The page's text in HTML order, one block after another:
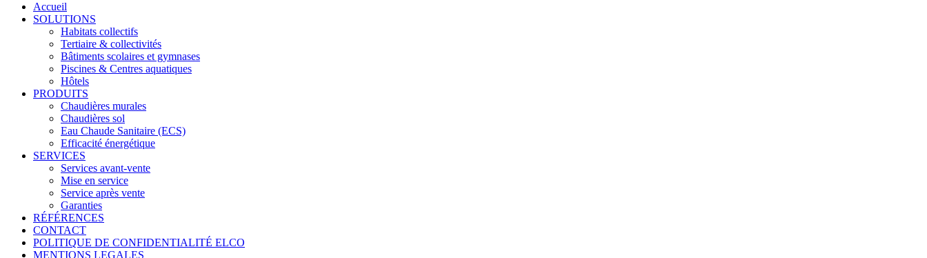
Accueil
SOLUTIONS
Habitats collectifs
Tertiaire & collectivités
Bâtiments scolaires et gymnases
Piscines & Centres aquatiques
Hôtels
PRODUITS
Chaudières murales
Chaudières sol
Eau Chaude Sanitaire (ECS)
Efficacité énergétique
SERVICES
Services avant-vente
Mise en service
Service après vente
Garanties
RÉFÉRENCES
CONTACT
POLITIQUE DE CONFIDENTIALITÉ ELCO
MENTIONS LEGALES